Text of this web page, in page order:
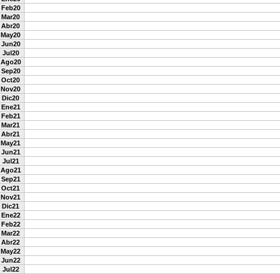
Feb20
Mar20
Abr20
May20
Jun20
Jul20
Ago20
Sep20
Oct20
Nov20
Dic20
Ene21
Feb21
Mar21
Abr21
May21
Jun21
Jul21
Ago21
Sep21
Oct21
Nov21
Dic21
Ene22
Feb22
Mar22
Abr22
May22
Jun22
Jul22